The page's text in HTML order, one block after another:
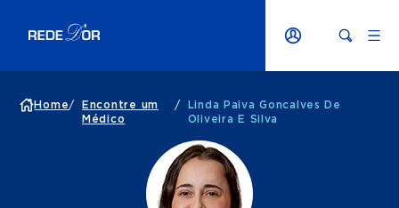
Home/
Encontre um
Médico
/
Linda Paiva Goncalves De
Oliveira E Silva